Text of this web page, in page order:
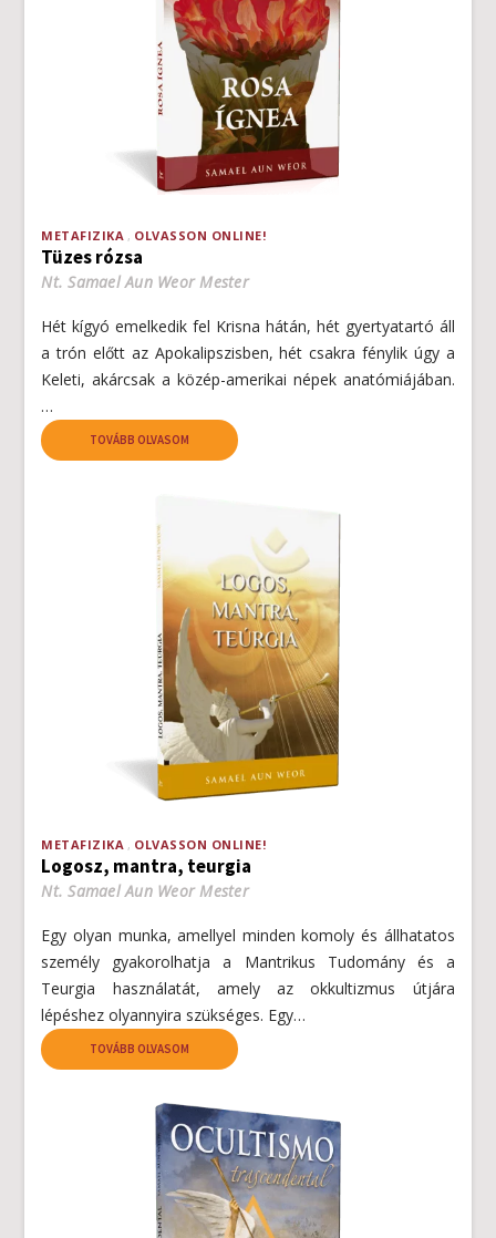
METAFIZIKA OLVASSON ONLINE!
Tüzes rózsa
Nt. Samael Aun Weor Mester
Hét kígyó emelkedik fel Krisna hátán, hét gyertyatartó áll
a trón előtt az Apokalipszisben, hét csakra fénylik úgy a
Keleti, akárcsak a közép-amerikai népek anatómiájában.
…
TOVÁBB OLVASOM
METAFIZIKA OLVASSON ONLINE!
Logosz, mantra, teurgia
Nt. Samael Aun Weor Mester
Egy olyan munka, amellyel minden komoly és állhatatos
személy gyakorolhatja a Mantrikus Tudomány és a
Teurgia használatát, amely az okkultizmus útjára
lépéshez olyannyira szükséges. Egy…
TOVÁBB OLVASOM